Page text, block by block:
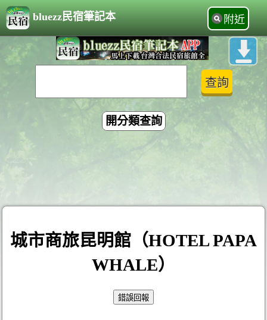
bluezz民宿筆記本 附近
開分類查詢
城市商旅昆明館（HOTEL PAPA
WHALE）